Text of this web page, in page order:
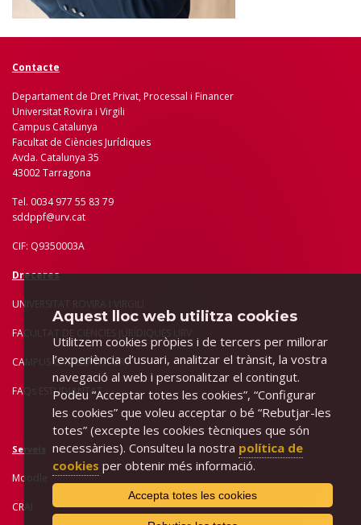
Contacte
Departament de Dret Privat, Processal i Financer
Universitat Rovira i Virgili
Campus Catalunya
Facultat de Ciències Jurídiques
Avda. Catalunya 35
43002 Tarragona
Tel. 0034 977 55 83 79
sddppf@urv.cat
CIF: Q9350003A
Dreceres
UNIVERSITAT ROVIRA I VIRGILI
FACULTAT DE CIÈNCIES JURÍDIQUES URV
CAMPUS CATALUNYA URV
FAQs ESTUDIANTAT
Serveis
Moodle
CRAI
Aquest lloc web utilitza cookies
Utilitzem cookies pròpies i de tercers per millorar
l’experiència d’usuari, analitzar el trànsit, la vostra
navegació al web i personalitzar el contingut.
Podeu “Acceptar totes les cookies”, “Configurar
les cookies” que voleu acceptar o bé “Rebutjar-les
totes” (excepte les cookies tècniques que són
necessàries). Consulteu la nostra política de
cookies per obtenir més informació.
Accepta totes les cookies